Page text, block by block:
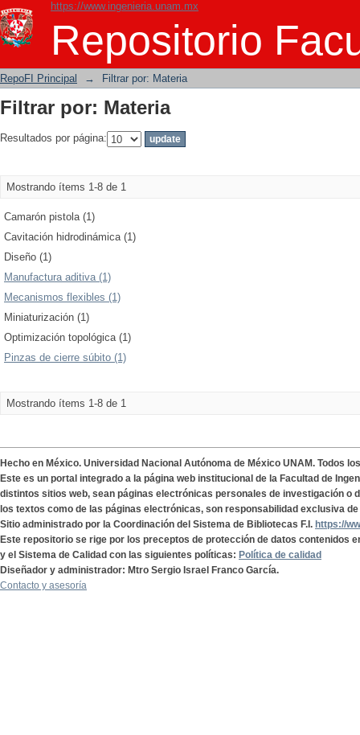
https://www.ingenieria.unam.mx
Repositorio
Filtrar por: Materia
RepoFI Principal → Filtrar por: Materia
Filtrar por: Materia
Resultados por página:
Mostrando ítems 1-8 de 1
Camarón pistola (1)
Cavitación hidrodinámica (1)
Diseño (1)
Manufactura aditiva (1)
Mecanismos flexibles (1)
Miniaturización (1)
Optimización topológica (1)
Pinzas de cierre súbito (1)
Mostrando ítems 1-8 de 1
Hecho en México. Universidad Nacional Autónoma de México UNAM. Todos
Este es un portal integrado a la página web institucional de la Facultad de
distintos sitios web, sean páginas electrónicas personales de investigación o
los textos como de las páginas electrónicas, son responsabilidad exclusiva
Sitio administrado por la Coordinación del Sistema de Bibliotecas F.I. https://
Este repositorio se rige por los preceptos de protección de datos contenidos
y el Sistema de Calidad con las siguientes políticas: Política de calidad
Diseñador y administrador: Mtro Sergio Israel Franco García.
Contacto y asesoría